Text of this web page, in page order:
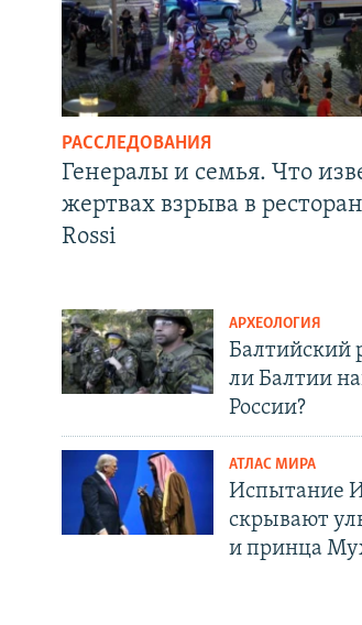
РАССЛЕДОВАНИЯ
Генералы и семья. Что
жертвах взрыва в
Rossi
АРХЕОЛОГИЯ
Балтийский
ли Балтии
России?
АТЛАС МИРА
Испытание
скрывают
и принца